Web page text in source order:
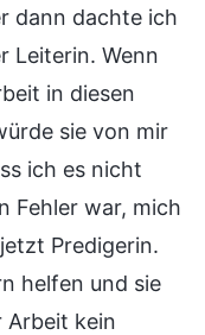
dann dachte ich
Leiterin. Wenn
in diesen
sie von mir
ich es nicht
Fehler war, mich
Predigerin.
helfen und sie
Arbeit kein